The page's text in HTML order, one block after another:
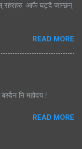
रहरहरु आफै घट्दै जान्छन्
READ MORE
नि महोदय !
READ MORE